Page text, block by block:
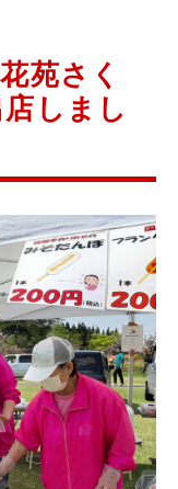
苑さく
しまし